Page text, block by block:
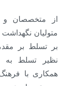
از متخصصان و
متولیان نگهداشت
بر تسلط بر
نظیر تسلط به
همکاری با